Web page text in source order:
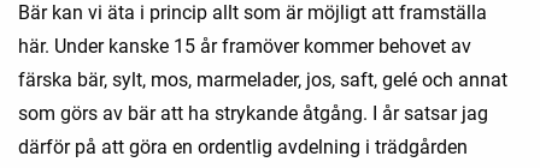
Bär kan vi äta i princip allt som är möjligt att framställa
här. Under kanske 15 år framöver kommer behovet av
färska bär, sylt, mos, marmelader, jos, saft, gelé och annat
som görs av bär att ha strykande åtgång. I år satsar jag
därför på att göra en ordentlig avdelning i trädgården